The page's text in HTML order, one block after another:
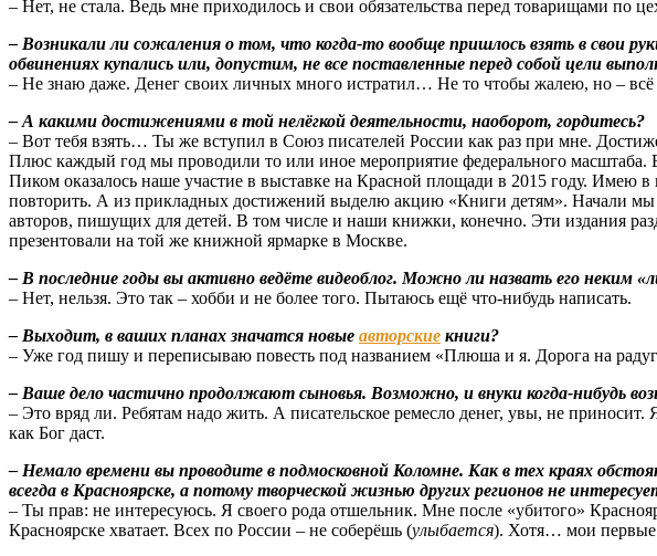
– Нет, не стала. Ведь мне приходилось и свои обязательства перед товарищами по
– Возникали ли сожаления о том, что когда-то вообще пришлось взять в свои
обвинениях купались или, допустим, не все поставленные перед собой цели
– Не знаю даже. Денег своих личных много истратил… Не то чтобы жалею, но – всё
– А какими достижениями в той нелёгкой деятельности, наоборот, гордитесь?
– Вот тебя взять… Ты же вступил в Союз писателей России как раз при мне.
Плюс каждый год мы проводили то или иное мероприятие федерального масштаба.
Пиком оказалось наше участие в выставке на Красной площади в 2015 году.
повторить. А из прикладных достижений выделю акцию «Книги детям». Начали мы
авторов, пишущих для детей. В том числе и наши книжки, конечно. Эти издания
презентовали на той же книжной ярмарке в Москве.
– В последние годы вы активно ведёте видеоблог. Можно ли назвать его неким
– Нет, нельзя. Это так – хобби и не более того. Пытаюсь ещё что-нибудь написать.
– Выходит, в ваших планах значатся новые авторские книги?
– Уже год пишу и переписываю повесть под названием «Плюша и я. Дорога на
– Ваше дело частично продолжают сыновья. Возможно, и внуки когда-нибудь
– Это вряд ли. Ребятам надо жить. А писательское ремесло денег, увы, не
как Бог даст.
– Немало времени вы проводите в подмосковной Коломне. Как в тех краях
всегда в Красноярске, а потому творческой жизнью других регионов не
– Ты прав: не интересуюсь. Я своего рода отшельник. Мне после «убитого»
Красноярске хватает. Всех по России – не соберёшь (улыбается). Хотя… мои первые